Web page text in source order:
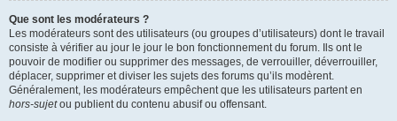
Que sont les modérateurs ?
Les modérateurs sont des utilisateurs (ou groupes d’utilisateurs) dont le travail
consiste à vérifier au jour le jour le bon fonctionnement du forum. Ils ont le
pouvoir de modifier ou supprimer des messages, de verrouiller, déverrouiller,
déplacer, supprimer et diviser les sujets des forums qu’ils modèrent.
Généralement, les modérateurs empêchent que les utilisateurs partent en
hors-sujetou publient du contenu abusif ou offensant.